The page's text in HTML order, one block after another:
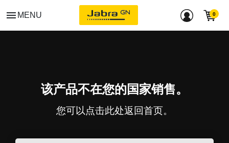
menu MENU
该产品不在您的国家销售。
您可以点击此处返回首页。